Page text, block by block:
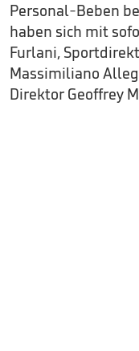
Personal-Beben
haben sich mit
Furlani,
Massimiliano
Direktor Geoffrey